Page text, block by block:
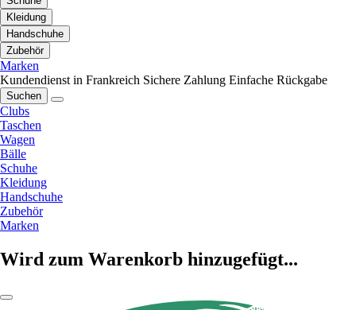
Kleidung
Handschuhe
Zubehör
Marken
Kundendienst in Frankreich Sichere Zahlung Einfache Rückgabe
Suchen
Clubs
Taschen
Wagen
Bälle
Schuhe
Kleidung
Handschuhe
Zubehör
Marken
Wird zum Warenkorb hinzugefügt...